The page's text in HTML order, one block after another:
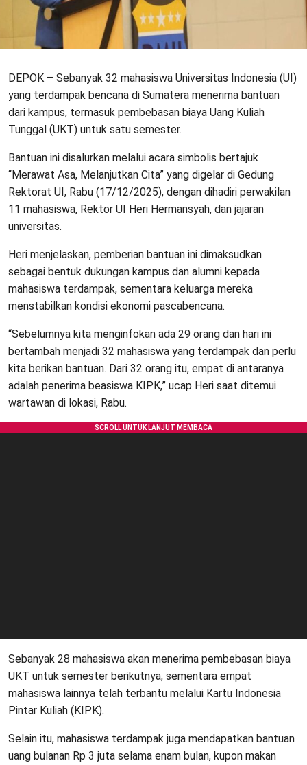
DEPOK – Sebanyak 32 mahasiswa Universitas Indonesia (UI)
yang terdampak bencana di Sumatera menerima bantuan
dari kampus, termasuk pembebasan biaya Uang Kuliah
Tunggal (UKT) untuk satu semester.
Bantuan ini disalurkan melalui acara simbolis bertajuk
“Merawat Asa, Melanjutkan Cita” yang digelar di Gedung
Rektorat UI, Rabu (17/12/2025), dengan dihadiri perwakilan
11 mahasiswa, Rektor UI Heri Hermansyah, dan jajaran
universitas.
Heri menjelaskan, pemberian bantuan ini dimaksudkan
sebagai bentuk dukungan kampus dan alumni kepada
mahasiswa terdampak, sementara keluarga mereka
menstabilkan kondisi ekonomi pascabencana.
“Sebelumnya kita menginfokan ada 29 orang dan hari ini
bertambah menjadi 32 mahasiswa yang terdampak dan perlu
kita berikan bantuan. Dari 32 orang itu, empat di antaranya
adalah penerima beasiswa KIPK,” ucap Heri saat ditemui
wartawan di lokasi, Rabu.
Sebanyak 28 mahasiswa akan menerima pembebasan biaya
UKT untuk semester berikutnya, sementara empat
mahasiswa lainnya telah terbantu melalui Kartu Indonesia
Pintar Kuliah (KIPK).
Selain itu, mahasiswa terdampak juga mendapatkan bantuan
uang bulanan Rp 3 juta selama enam bulan, kupon makan